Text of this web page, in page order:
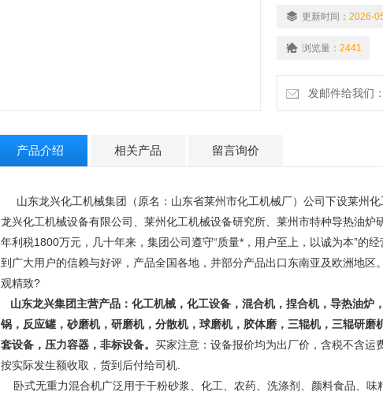
更新时间： 2026-
浏览量： 2441
发邮件给我们
产品介绍 相关产品 留言询价
山东龙兴化工机械集团（原名：山东省莱州市化工机械厂）公司下设莱州
龙兴化工机械设备有限公司、莱州化工机械设备研究所、莱州市特种导热油炉
年利税1800万元，几十年来，集团公司遵守“质量*，用户至上，以诚为本”的
到广大用户的信赖与好评，产品全国各地，并部分产品出口东南亚及欧洲地区。
观精致?
山东龙兴集团主营产品： 化工机械，化工设备，混合机，捏合机，导热油炉
锅，反应罐，砂磨机，研磨机，分散机，球磨机，胶体磨，三辊机，三辊研
套设备，压力容器，非标设备。 买家注意：设备报价均为出厂价，含税不含
按实际发生额收取，货到后付给司机.
卧式无重力混合机广泛用于干粉砂浆、化工、农药、洗涤剂、颜料食品、味